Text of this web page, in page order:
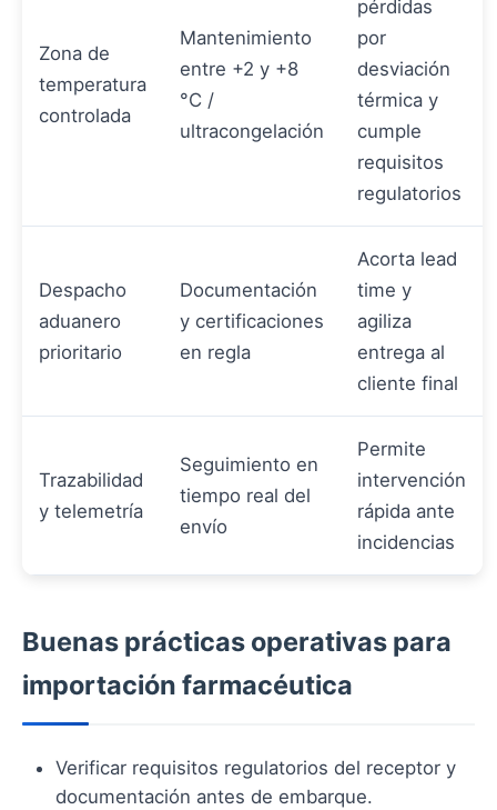
Zona de
temperatura
controlada
Mantenimiento
entre +2 y +8
°C /
ultracongelación
pérdidas
por
desviación
térmica y
cumple
requisitos
regulatorios
Despacho
aduanero
prioritario
Documentación
y certificaciones
en regla
Acorta lead
time y
agiliza
entrega al
cliente final
Trazabilidad
y telemetría
Seguimiento en
tiempo real del
envío
Permite
intervención
rápida ante
incidencias
Buenas prácticas operativas para
importación farmacéutica
Verificar requisitos regulatorios del receptor y
documentación antes de embarque.